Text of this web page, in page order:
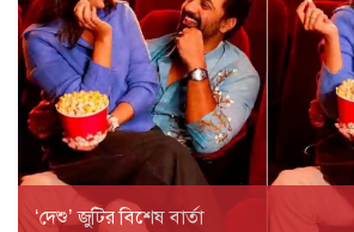
‘দেশু’ জুটির বিশেষ বার্তা